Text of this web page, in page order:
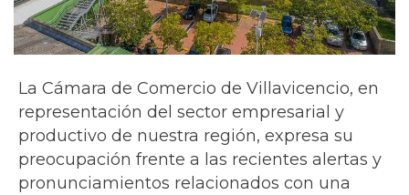
La Cámara de Comercio de Villavicencio, en
representación del sector empresarial y
productivo de nuestra región, expresa su
preocupación frente a las recientes alertas y
pronunciamientos relacionados con una